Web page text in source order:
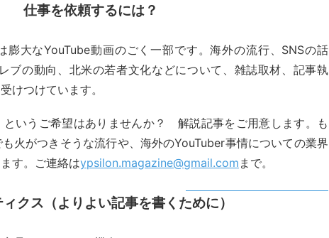
仕事を依頼するには？
膨大なYouTube動画のごく一部です。海外の流行、SNSの話
ブの動向、北米の若者文化などについて、雑誌取材、記事執
けつけています。
というご希望はありませんか？ 解説記事をご用意します。も
火がつきそうな流行や、海外のYouTuber事情についての業界
す。ご連絡はypsilon.magazine@gmail.com まで。
クス（よりよい記事を書くために）